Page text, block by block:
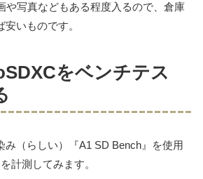
や写真などもある程度入るので、倉庫
いものです。
をベンチテス
み（らしい）『A1 SD Bench』を使用
計測してみます。